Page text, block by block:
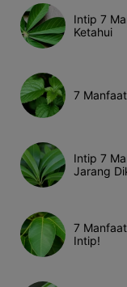
Intip 7
Ketahui
7
Intip 7
Jarang
7
Intip!